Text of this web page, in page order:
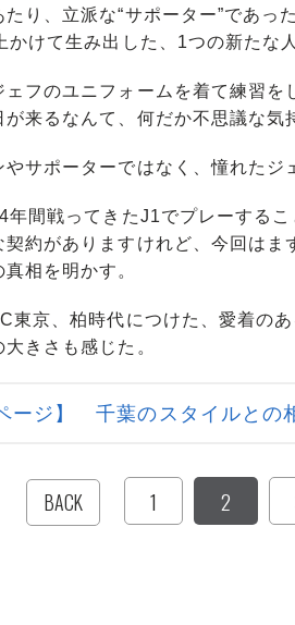
り、立派な“サポーター”であっ
かけて生み出した、1つの新たな
ェフのユニフォームを着て練習
来るなんて、何だか不思議な気
サポーターではなく、憧れたジ
間戦ってきたJ1でプレーする
約がありますけれど、今回はま
相を明かす。
京、柏時代につけた、愛着の
きさも感じた。
ージ】 千葉のスタイルとの
BACK 1 2